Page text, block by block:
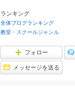
ランキング
全体ブログランキング
教室・スクールジャンル
フォロー
メッセージを送る